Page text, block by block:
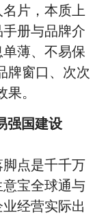
片，本质上
册与品牌介
薄、不易保
牌窗口、次次
。
强国建设
点是千千万
宝全球通与
经营实际出